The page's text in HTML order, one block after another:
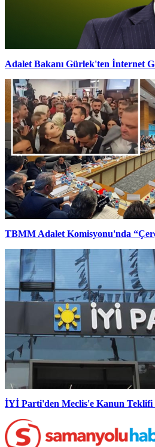
Adalet Bakanı Gürlek'ten İnternet
TBMM Adalet Komisyonu'nda
İYİ Parti'den Meclis'e Kanun Teklifi